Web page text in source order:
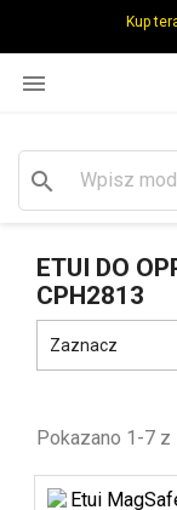
Kup

search
ETUI DO
CPH2813
Zaznacz
Pokazano 1-7 z